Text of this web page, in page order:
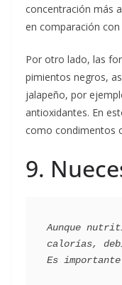
concentración más
en comparación con
Por otro lado, las
pimientos negros,
jalapeño, por
antioxidantes. En
como condimentos
9.
Aunque
calorías,